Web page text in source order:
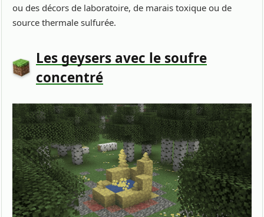
ou des décors de laboratoire, de marais toxique ou de
source thermale sulfurée.
Les geysers avec le soufre
concentré